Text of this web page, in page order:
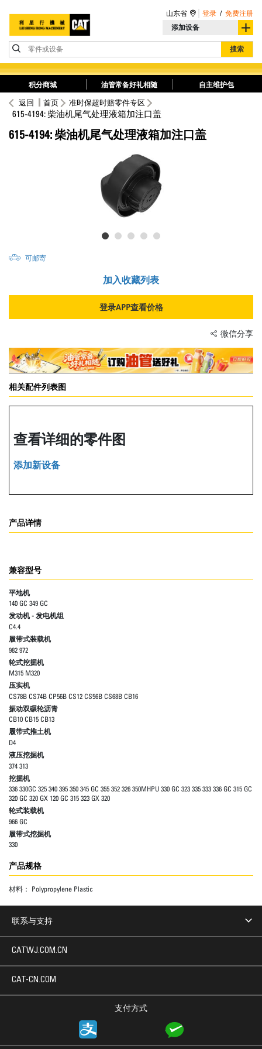
添加设备
零件或设备 搜索
山东省 登录 / 免费注册
积分商城 油管常备好礼相随 自主维护包
返回 首页 准时保超时赔零件专区
615-4194: 柴油机尾气处理液箱加注口盖
615-4194: 柴油机尾气处理液箱加注口盖
可邮寄
加入收藏列表
登录APP查看价格
微信分享
相关配件列表图
查看详细的零件图
添加新设备
产品详情
兼容型号
平地机
140 GC 349 GC
发动机 - 发电机组
C4.4
履带式装载机
982 972
轮式挖掘机
M315 M320
压实机
CS78B CS74B CP56B CS12 CS56B CS68B CB16
振动双碾轮沥青
CB10 CB15 CB13
履带式推土机
D4
液压挖掘机
374 313
挖掘机
336 330GC 325 340 395 350 345 GC 355 352 326 350MHPU 330 GC 323 335 333 336 GC 315 GC
320 GC 320 GX 120 GC 315 323 GX 320
轮式装载机
966 GC
履带式挖掘机
330
产品规格
材料： Polypropylene Plastic
联系与支持
支付方式
CATWJ.COM.CN
CAT-CN.COM